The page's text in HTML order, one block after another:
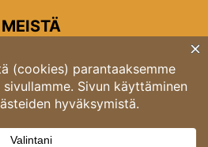
MEISTÄ
toimitus
6A 00520 Helsinki
puh. 03 4246 5318
toimitus@rondo.fi